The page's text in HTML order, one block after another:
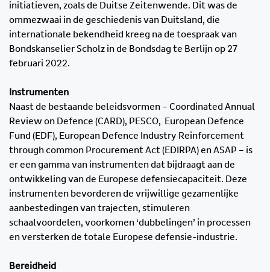
initiatieven, zoals de Duitse Zeitenwende. Dit was de
ommezwaai in de geschiedenis van Duitsland, die
internationale bekendheid kreeg na de toespraak van
Bondskanselier Scholz in de Bondsdag te Berlijn op 27
februari 2022.
Instrumenten
Naast de bestaande beleidsvormen – Coordinated Annual
Review on Defence (CARD), PESCO, European Defence
Fund (EDF), European Defence Industry Reinforcement
through common Procurement Act (EDIRPA) en ASAP – is
er een gamma van instrumenten dat bijdraagt aan de
ontwikkeling van de Europese defensiecapaciteit. Deze
instrumenten bevorderen de vrijwillige gezamenlijke
aanbestedingen van trajecten, stimuleren
schaalvoordelen, voorkomen ‘dubbelingen’ in processen
en versterken de totale Europese defensie-industrie.
Bereidheid